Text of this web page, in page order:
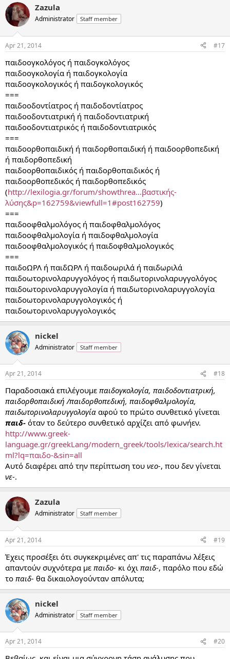
Zazula
Administrator Staff member
Apr 21, 2014 #17
παιδοογκολόγος ή παιδογκολόγος
παιδοογκολογία ή παιδογκολογία
παιδοογκολογικός ή παιδογκολογικός
===
παιδοοδοντίατρος ή παιδοδοντίατρος
παιδοοδοντιατρική ή παιδοδοντιατρική
παιδοοδοντιατρικός ή παιδοδοντιατρικός
===
παιδοορθοπαιδική ή παιδορθοπαιδική ή παιδοορθοπεδική
ή παιδορθοπεδική
παιδοορθοπαιδικός ή παιδορθοπαιδικός ή
παιδοορθοπεδικός ή παιδορθοπεδικός
(http://lexilogia.gr/forum/showthrea...βαστικής-
λύσης&p=162759&viewfull=1#post162759)
===
παιδοοφθαλμολόγος ή παιδοφθαλμολόγος
παιδοοφθαλμολογία ή παιδοφθαλμολογία
παιδοοφθαλμολογικός ή παιδοφθαλμολογικός
===
παιδοΩΡΛ ή παιδΩΡΛ ή παιδοωριλά ή παιδωριλά
παιδοωτορινολαρυγγολόγος ή παιδωτορινολαρυγγολόγος
παιδοωτορινολαρυγγολογία ή παιδωτορινολαρυγγολογία
παιδοωτορινολαρυγγολογικός ή
παιδοωτορινολαρυγγολογικός
nickel
Administrator Staff member
Apr 21, 2014 #18
Παραδοσιακά επιλέγουμε παιδογκολογία, παιδοδοντιατρική,
παιδορθοπαιδική /παιδορθοπεδική, παιδοφθαλμολογία,
παιδωτορινολαρυγγολογία αφού το πρώτο συνθετικό γίνεται
παιδ- όταν το δεύτερο συνθετικό αρχίζει από φωνήεν.
http://www.greek-
language.gr/greekLang/modern_greek/tools/lexica/search.ht
ml?lq=παιδο-&sin=all
Αυτό διαφέρει από την περίπτωση του νεο-, που δεν γίνεται
νε-.
Zazula
Administrator Staff member
Apr 21, 2014 #19
Έχεις προσέξει ότι συγκεκριμένες απ' τις παραπάνω λέξεις
απαντούν συχνότερα με παιδο- κι όχι παιδ-, παρόλο που εδώ
το παιδ- θα δικαιολογούνταν απόλυτα;
nickel
Administrator Staff member
Apr 21, 2014 #20